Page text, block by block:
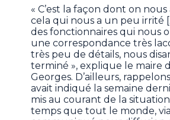
« C’est la façon dont on
cela qui nous a un peu irrité
des fonctionnaires qui nous
une correspondance très
très peu de détails, nous
terminé », explique le maire
Georges. D’ailleurs,
avait indiqué la semaine
mis au courant de la
temps que tout le monde,